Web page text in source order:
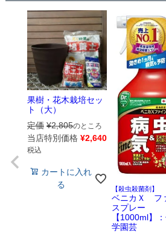
果樹・花木栽培セッ
ト（大）
定価 ¥2,805のところ
当店特別価格 ¥2,640
税込
カートに入れ
る
【殺虫殺菌剤】
ベニカＸ フ
スプレー
【1000ml】
学園芸